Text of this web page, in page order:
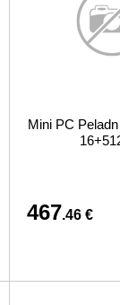
Mini PC
467.46 €